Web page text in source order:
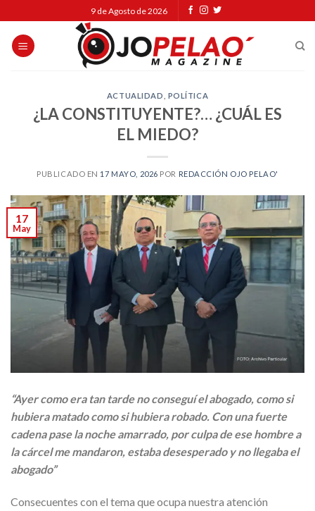
to
content
9 de Agosto de 2026
ACTUALIDAD POLÍTICA
¿LA CONSTITUYENTE?… ¿CUÁL ES
EL MIEDO?
PUBLICADO EN 17 MAYO, 2026 POR REDACCIÓN OJO PELAO'
17
May
“Ayer como era tan tarde no conseguí el abogado, como si
hubiera matado como si hubiera robado. Con una fuerte
cadena pase la noche amarrado, por culpa de ese hombre a
la cárcel me mandaron, estaba desesperado y no llegaba el
abogado”
Consecuentes con el tema que ocupa nuestra atención